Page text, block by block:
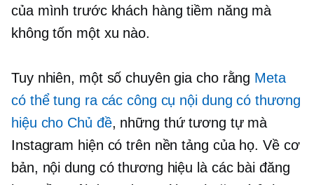
của mình trước khách hàng tiềm năng mà
không tốn một xu nào.
Tuy nhiên, một số chuyên gia cho rằng Meta
có thể tung ra các công cụ nội dung có thương
hiệu cho Chủ đề, những thứ tương tự mà
Instagram hiện có trên nền tảng của họ. Về cơ
bản, nội dung có thương hiệu là các bài đăng